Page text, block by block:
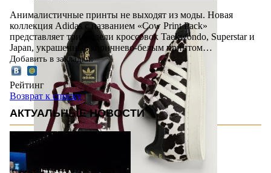
Анималистичные принты не выходят из моды. Новая
коллекция Adidas с названием «Cow Print Pack»
представляет три модели кроссовок Taekwondo, Superstar и
Japan, украшенные коричнево-белым принтом…
Добавить в закладки:
Рейтинг
Возврат к списку
АКТУАЛЬНЫЕ НОВОСТИ